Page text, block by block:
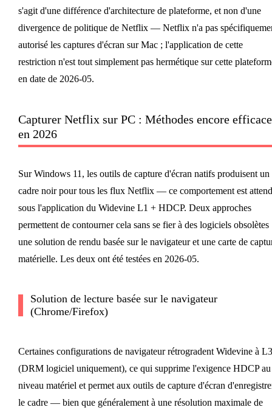
s'agit d'une différence d'architecture de plateforme, et non d'une
divergence de politique de Netflix — Netflix n'a pas
autorisé les captures d'écran sur Mac ; l'application de cette
restriction n'est tout simplement pas hermétique sur cette
en date de 2026-05.
Capturer Netflix sur PC : Méthodes encore
en 2026
Sur Windows 11, les outils de capture d'écran natifs produisent un
cadre noir pour tous les flux Netflix — ce comportement est
sous l'application du Widevine L1 + HDCP. Deux approches
permettent de contourner cela sans se fier à des logiciels obsolètes
une solution de rendu basée sur le navigateur et une carte de
matérielle. Les deux ont été testées en 2026-05.
Solution de lecture basée sur le navigateur
(Chrome/Firefox)
Certaines configurations de navigateur rétrogradent Widevine à L3
(DRM logiciel uniquement), ce qui supprime l'exigence HDCP au
niveau matériel et permet aux outils de capture d'écran
le cadre — bien que généralement à une résolution maximale de